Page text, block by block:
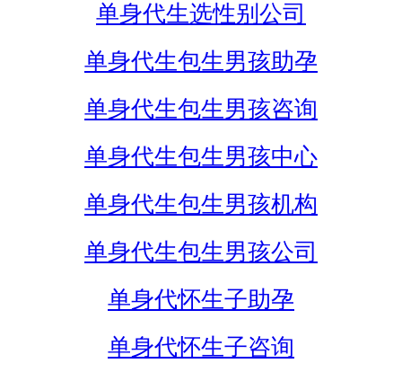
单身代生选性别公司
单身代生包生男孩助孕
单身代生包生男孩咨询
单身代生包生男孩中心
单身代生包生男孩机构
单身代生包生男孩公司
单身代怀生子助孕
单身代怀生子咨询